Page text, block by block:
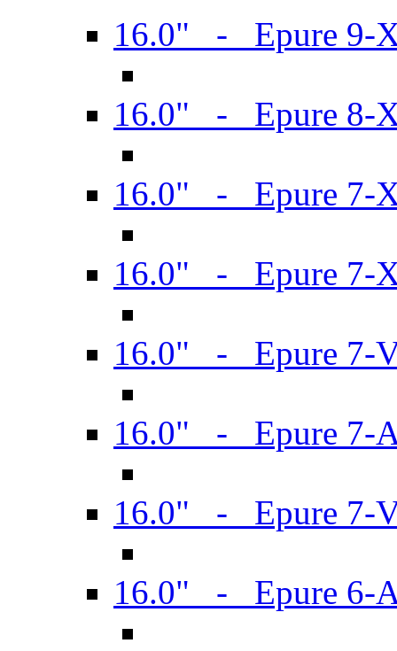
16.0" - Epure 9-
16.0" - Epure 8-
16.0" - Epure 7-
16.0" - Epure 7-
16.0" - Epure 7-
16.0" - Epure 7-
16.0" - Epure 7-
16.0" - Epure 6-